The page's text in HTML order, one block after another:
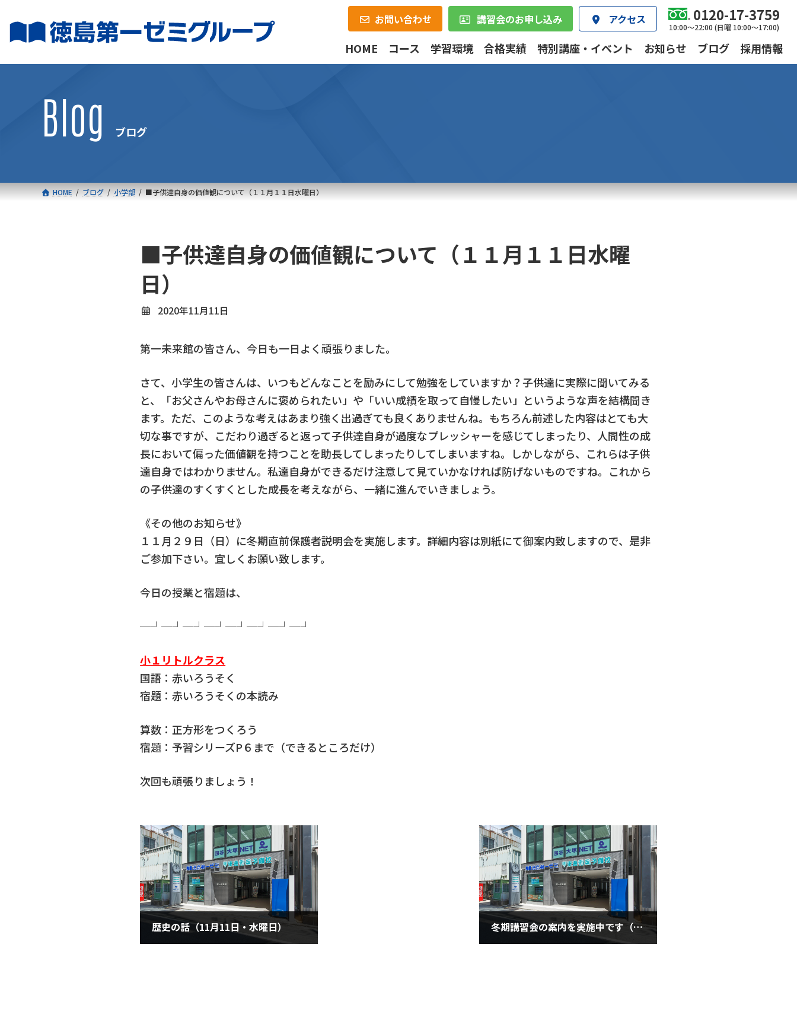
ン
テ
ビ
ゲ
お問い合わせ 講習会のお申し込み アクセス 0120-17-3759
10:00～22:00 (日曜 10:00～17:00)
HOME コース 学習環境 合格実績 特別講座・イベント お知らせ ブログ 採用情報
Blog ブログ
HOME ブログ 小学部 ■子供達自身の価値観について（１１月１１日水曜日）
■子供達自身の価値観について（１１月１１日水曜
日）
2020年11月11日
第一未来館の皆さん、今日も一日よく頑張りました。
さて、小学生の皆さんは、いつもどんなことを励みにして勉強をしていますか？子供達に実際に聞いてみる
と、「お父さんやお母さんに褒められたい」や「いい成績を取って自慢したい」というような声を結構聞き
ます。ただ、このような考えはあまり強く出過ぎても良くありませんね。もちろん前述した内容はとても大
切な事ですが、こだわり過ぎると返って子供達自身が過度なプレッシャーを感じてしまったり、人間性の成
長において偏った価値観を持つことを助長してしまったりしてしまいますね。しかしながら、これらは子供
達自身ではわかりません。私達自身ができるだけ注意して見ていかなければ防げないものですね。これから
の子供達のすくすくとした成長を考えながら、一緒に進んでいきましょう。
《その他のお知らせ》
１１月２９日（日）に冬期直前保護者説明会を実施します。詳細内容は別紙にて御案内致しますので、是非
ご参加下さい。宜しくお願い致します。
今日の授業と宿題は、
─┘─┘─┘─┘─┘─┘─┘─┘
小１リトルクラス
国語：赤いろうそく
宿題：赤いろうそくの本読み
算数：正方形をつくろう
宿題：予習シリーズP６まで（できるところだけ）
次回も頑張りましょう！
歴史の話（11月11日・水曜日） 冬期講習会の案内を実施中です（１１月１１日水曜日）